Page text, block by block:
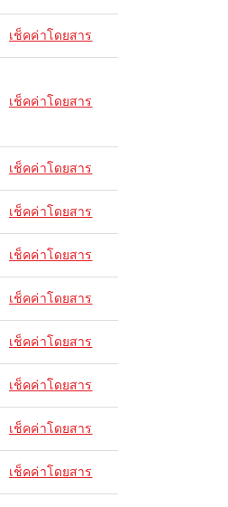
เช็คค่าโดยสาร
เช็คค่าโดยสาร
เช็คค่าโดยสาร
เช็คค่าโดยสาร
เช็คค่าโดยสาร
เช็คค่าโดยสาร
เช็คค่าโดยสาร
เช็คค่าโดยสาร
เช็คค่าโดยสาร
เช็คค่าโดยสาร